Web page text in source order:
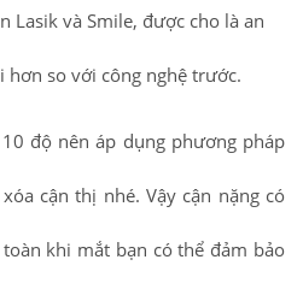
Lasik và Smile, được cho là an
hơn so với công nghệ trước.
độ nên áp dụng phương pháp
cận thị nhé. Vậy cận nặng có
khi mắt bạn có thể đảm bảo